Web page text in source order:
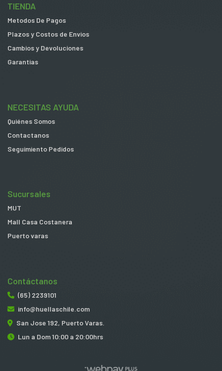
TIENDA
Metodos De Pagos
Plazos y Costos de Envios
Cambios y Devoluciones
Garantias
NECESITAS AYUDA
Quiénes Somos
Contactanos
Seguimiento Pedidos
Sucursales
MUT
Mall Casa Costanera
Puerto varas
Contáctanos
(65) 2239101
info@huellaschile.com
San Jose 192, Puerto Varas.
Lun a Dom 10:00 a 20:00hrs